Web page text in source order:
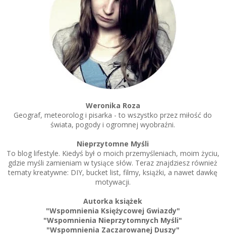
Weronika Roza
Geograf, meteorolog i pisarka - to wszystko przez miłość do
świata, pogody i ogromnej wyobraźni.
Nieprzytomne Myśli
To blog lifestyle. Kiedyś był o moich przemyśleniach, moim życiu,
gdzie myśli zamieniam w tysiące słów. Teraz znajdziesz również
tematy kreatywne: DIY, bucket list, filmy, książki, a nawet dawkę
motywacji.
Autorka książek
"Wspomnienia Księżycowej Gwiazdy"
"Wspomnienia Nieprzytomnych Myśli"
"Wspomnienia Zaczarowanej Duszy"